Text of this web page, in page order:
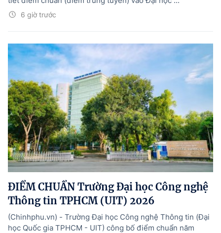
6 giờ trước
ĐIỂM CHUẨN Trường Đại học Công nghệ
Thông tin TPHCM (UIT) 2026
(Chinhphu.vn) - Trường Đại học Công nghệ Thông tin (Đại
học Quốc gia TPHCM - UIT) công bố điểm chuẩn năm